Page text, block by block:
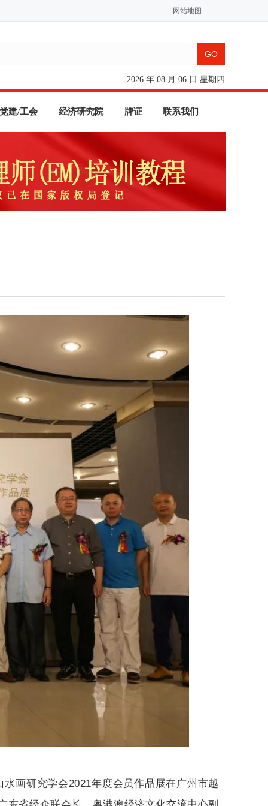
网站地图
2026 年 08 月 06 日 星期四
党建/工会 经济研究院 牌证 联系我们
画研究学会2021年度会员作品展在广州市越